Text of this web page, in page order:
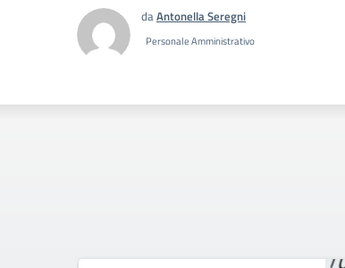
daAntonella Seregni
Personale Amministrativo